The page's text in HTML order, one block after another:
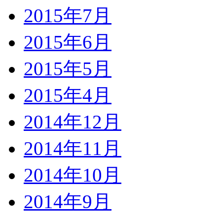
2015年7月
2015年6月
2015年5月
2015年4月
2014年12月
2014年11月
2014年10月
2014年9月